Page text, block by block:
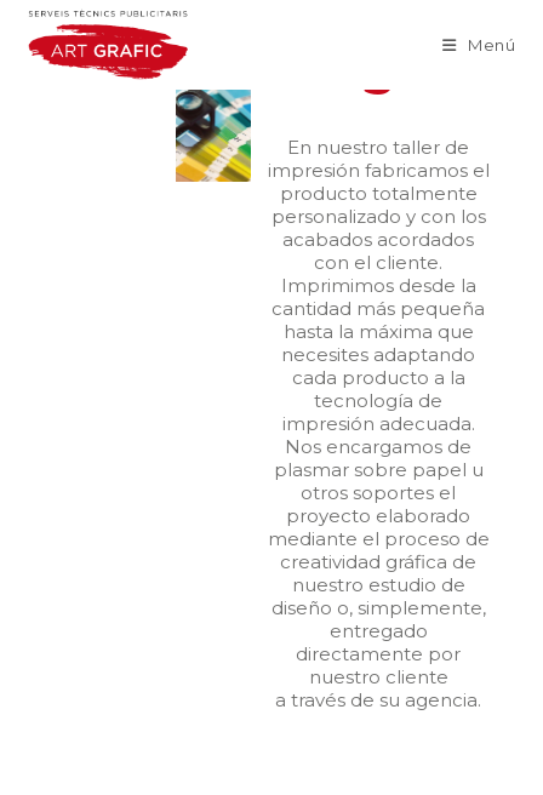
Menú
GRÁFICA
S
En nuestro taller de
impresión fabricamos el
producto totalmente
personalizado y con los
acabados acordados
con el cliente.
Imprimimos desde la
cantidad más pequeña
hasta la máxima que
necesites adaptando
cada producto a la
tecnología de
impresión adecuada.
Nos encargamos de
plasmar sobre papel u
otros soportes el
proyecto elaborado
mediante el proceso de
creatividad gráfica de
nuestro estudio de
diseño o, simplemente,
entregado
directamente por
nuestro cliente
a través de su agencia.